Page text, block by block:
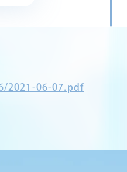
2021-06-07.pdf